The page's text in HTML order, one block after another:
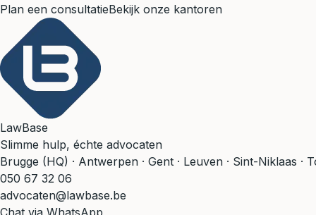
Plan een consultatieBekijk onze kantoren
LawBase
Slimme hulp, échte advocaten
Brugge (HQ) · Antwerpen · Gent · Leuven · Sint-Niklaas ·
050 67 32 06
advocaten@lawbase.be
Chat via WhatsApp